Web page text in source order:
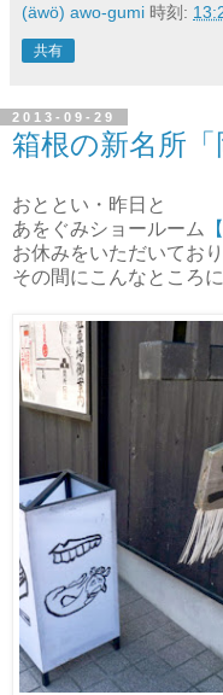
(äwö) awo-gumi 時刻:
共有
2013-09-29
箱根の新名所「
おととい・昨日と
あをぐみショールーム
お休みをいただいており
その間にこんなところ